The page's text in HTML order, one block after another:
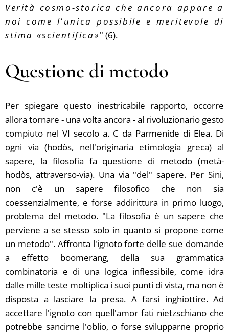
Verità cosmo-storica che ancora appare a
noi come l'unica possibile e meritevole di
stima «scientifica»" (6).
Questione di metodo
Per spiegare questo inestricabile rapporto, occorre
allora tornare - una volta ancora - al rivoluzionario gesto
compiuto nel VI secolo a. C da Parmenide di Elea. Di
ogni via (hodòs, nell'originaria etimologia greca) al
sapere, la filosofia fa questione di metodo (metà-
hodòs, attraverso-via). Una via "del" sapere. Per Sini,
non c'è un sapere filosofico che non sia
coessenzialmente, e forse addirittura in primo luogo,
problema del metodo. "La filosofia è un sapere che
perviene a se stesso solo in quanto si propone come
un metodo". Affronta l'ignoto forte delle sue domande
a effetto boomerang, della sua grammatica
combinatoria e di una logica inflessibile, come idra
dalle mille teste moltiplica i suoi punti di vista, ma non è
disposta a lasciare la presa. A farsi inghiottire. Ad
accettare l'ignoto con quell'amor fati nietzschiano che
potrebbe sancirne l'oblio, o forse svilupparne proprio